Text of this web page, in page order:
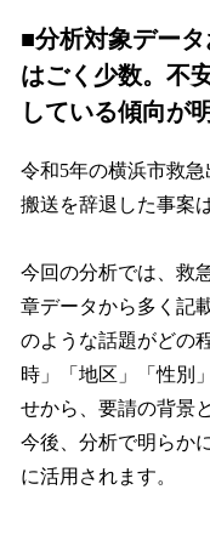
■分析対象デー
はごく少数。不
している傾向が
令和5年の横浜市救
搬送を辞退した事案
今回の分析では、救
章データから多く記
のような話題がどの
時」「地区」「性別
せから、要請の背景
今後、分析で明らか
に活用されます。